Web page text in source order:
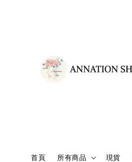
首頁 所有商品 現貨